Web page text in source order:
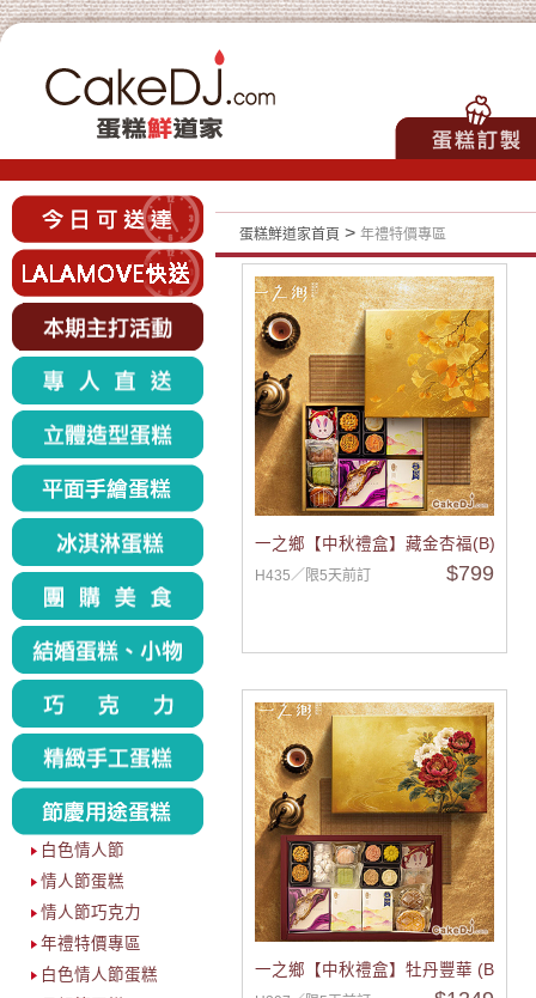
白色情人節
情人節蛋糕
情人節巧克力
年禮特價專區
白色情人節蛋糕
蛋糕鮮道家首頁 > 年禮特價專區
一之鄉【中秋禮盒】藏金杏福(B)
H435／限5天前訂 $799
一之鄉【中秋禮盒】牡丹豐華 (B)